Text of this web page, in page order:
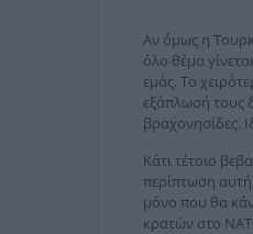
Αν όμως η
όλο θέμα
εμάς. Το
εξάπλωσή τους
βραχονησίδες.
Κάτι τέτοιο
περίπτωση
μόνο που θα
κρατών στο